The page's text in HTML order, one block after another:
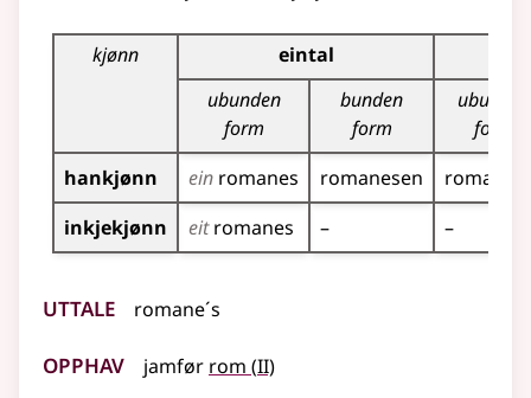
Bøyningstabell for dette substantivet
kjønn eintal
ubunden
form
bunden
form
ubunden
form
hankjønn
ein romanes romanesen
inkjekjønn
eitromanes – –
Uttale romane´s
Opphav jamfør rom (2
II)